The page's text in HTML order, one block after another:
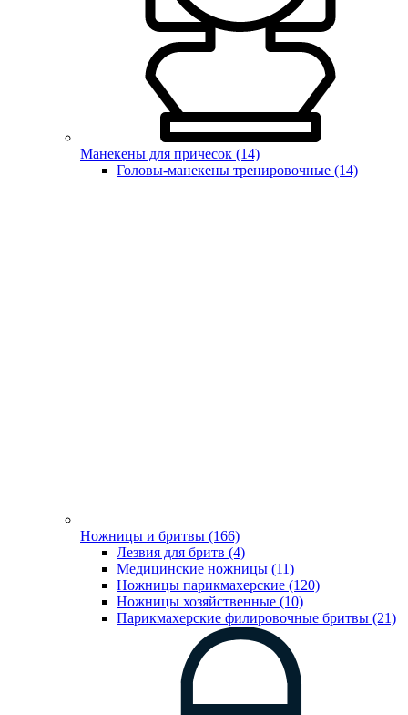
Манекены для причесок (14)
Головы-манекены тренировочные (14)
Ножницы и бритвы (166)
Лезвия для бритв (4)
Медицинские ножницы (11)
Ножницы парикмахерские (120)
Ножницы хозяйственные (10)
Парикмахерские филировочные бритвы (21)